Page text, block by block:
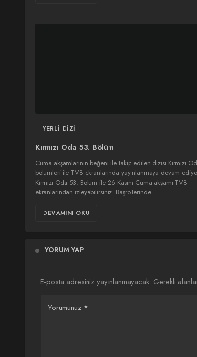
YERLI DIZI
Kırmızı Oda 53. Bölüm
Cuma akşamlarının beğeni ile takip edilen dizisi Kırmızı
bölümleri ile TV8 ekranlarında yayınlanmaya devam
Kırmızı Oda 53. Bölüm ile 26 Kasım Cuma akşamı TV8
ekranlarından izleyebilirsiniz. Başrollerinde…
DEVAMINI OKU
YORUM YAP
E-posta adresiniz yayınlanmayacak. Gerekli
Yorumunuz *